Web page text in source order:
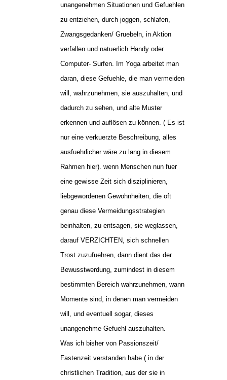
unangenehmen Situationen und Gefuehlen
zu entziehen, durch joggen, schlafen,
Zwangsgedanken/ Gruebeln, in Aktion
verfallen und natuerlich Handy oder
Computer- Surfen. Im Yoga arbeitet man
daran, diese Gefuehle, die man vermeiden
will, wahrzunehmen, sie auszuhalten, und
dadurch zu sehen, und alte Muster
erkennen und auflösen zu können. ( Es ist
nur eine verkuerzte Beschreibung, alles
ausfuehrlicher wäre zu lang in diesem
Rahmen hier). wenn Menschen nun fuer
eine gewisse Zeit sich disziplinieren,
liebgewordenen Gewohnheiten, die oft
genau diese Vermeidungsstrategien
beinhalten, zu entsagen, sie weglassen,
darauf VERZICHTEN, sich schnellen
Trost zuzufuehren, dann dient das der
Bewusstwerdung, zumindest in diesem
bestimmten Bereich wahrzunehmen, wann
Momente sind, in denen man vermeiden
will, und eventuell sogar, dieses
unangenehme Gefuehl auszuhalten.
Was ich bisher von Passionszeit/
Fastenzeit verstanden habe ( in der
christlichen Tradition, aus der sie in